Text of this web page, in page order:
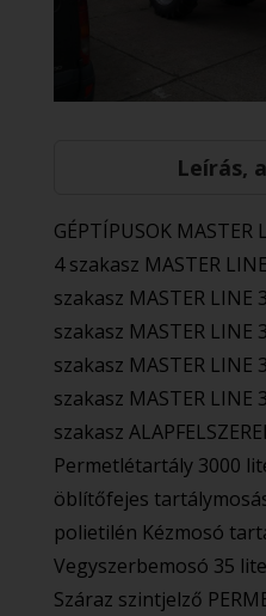
Leírás,
GÉPTÍPUSOK
4 szakasz MASTER
szakasz MASTER LINE
szakasz MASTER LINE
szakasz MASTER LINE
szakasz MASTER LINE
szakasz
Permetlétartály 3000
öblítőfejes
polietilén Kézmosó
Vegyszerbemosó 35
Száraz szintjelző